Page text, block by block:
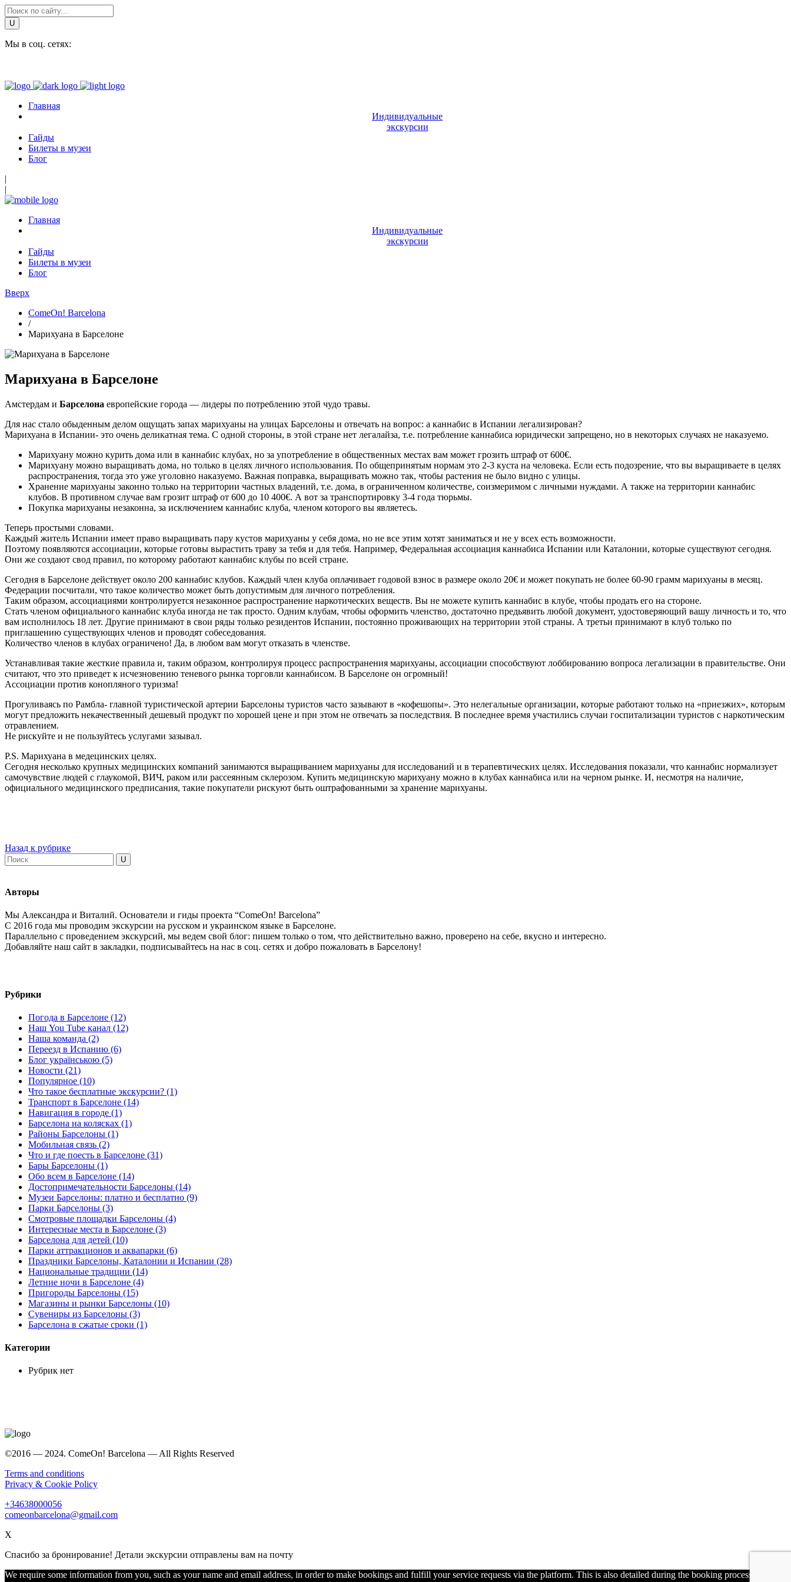
Мы в соц. сетях:
Главная
Индивидуальные
экскурсии
Гайды
Билеты в музеи
Блог
|
|
Главная
Индивидуальные
экскурсии
Гайды
Билеты в музеи
Блог
Вверх
ComeOn! Barcelona
/
Марихуана в Барселоне
Марихуана в Барселоне
Амстердам и Барселона европейские города — лидеры по потреблению этой чудо травы.
Для нас стало обыденным делом ощущать запах марихуаны на улицах Барселоны и отвечать на вопрос: а каннабис в Испании легализирован?
Марихуана в Испании- это очень деликатная тема. С одной стороны, в этой стране нет легалайза, т.е. потребление каннабиса юридически запрещено, но в некоторых случаях не наказуемо.
Марихуану можно курить дома или в каннабис клубах, но за употребление в общественных местах вам может грозить штраф от 600€.
Марихуану можно выращивать дома, но только в целях личного использования. По общепринятым нормам это 2-3 куста на человека. Если есть подозрение, что вы выращиваете в целях
распространения, тогда это уже уголовно наказуемо. Важная поправка, выращивать можно так, чтобы растения не было видно с улицы.
Хранение марихуаны законно только на территории частных владений, т.е. дома, в ограниченном количестве, соизмеримом с личными нуждами. А также на территории каннабис
клубов. В противном случае вам грозит штраф от 600 до 10 400€. А вот за транспортировку 3-4 года тюрьмы.
Покупка марихуаны незаконна, за исключением каннабис клуба, членом которого вы являетесь.
Теперь простыми словами.
Каждый житель Испании имеет право выращивать пару кустов марихуаны у себя дома, но не все этим хотят заниматься и не у всех есть возможности.
Поэтому появляются ассоциации, которые готовы вырастить траву за тебя и для тебя. Например, Федеральная ассоциация каннабиса Испании или Каталонии, которые существуют сегодня.
Они же создают свод правил, по которому работают каннабис клубы по всей стране.
Сегодня в Барселоне действует около 200 каннабис клубов. Каждый член клуба оплачивает годовой взнос в размере около 20€ и может покупать не более 60-90 грамм марихуаны в месяц.
Федерации посчитали, что такое количество может быть допустимым для личного потребления.
Таким образом, ассоциациями контролируется незаконное распространение наркотических веществ. Вы не можете купить каннабис в клубе, чтобы продать его на стороне.
Стать членом официального каннабис клуба иногда не так просто. Одним клубам, чтобы оформить членство, достаточно предьявить любой документ, удостоверяющий вашу личность и то, что
вам исполнилось 18 лет. Другие принимают в свои ряды только резидентов Испании, постоянно проживающих на территории этой страны. А третьи принимают в клуб только по
приглашению существующих членов и проводят собеседования.
Количество членов в клубах ограничено! Да, в любом вам могут отказать в членстве.
Устанавливая такие жесткие правила и, таким образом, контролируя процесс распространения марихуаны, ассоциации способствуют лоббированию вопроса легализации в правительстве. Они
считают, что это приведет к исчезновению теневого рынка торговли каннабисом. В Барселоне он огромный!
Ассоциации против конопляного туризма!
Прогуливаясь по Рамбла- главной туристической артерии Барселоны туристов часто зазывают в «кофешопы». Это нелегальные организации, которые работают только на «приезжих», которым
могут предложить некачественный дешевый продукт по хорошей цене и при этом не отвечать за последствия. В последнее время участились случаи госпитализации туристов с наркотическим
отравлением.
Не рискуйте и не пользуйтесь услугами зазывал.
P.S. Марихуана в медецинских целях.
Сегодня несколько крупных медицинских компаний занимаются выращиванием марихуаны для исследований и в терапевтических целях. Исследования показали, что каннабис нормализует
самочувствие людей с глаукомой, ВИЧ, раком или рассеянным склерозом. Купить медицинскую марихуану можно в клубах каннабиса или на черном рынке. И, несмотря на наличие,
официального медицинского предписания, такие покупатели рискуют быть оштрафованными за хранение марихуаны.
Назад к рубрике
Авторы
Мы Александра и Виталий. Основатели и гиды проекта “ComeOn! Barcelona”
С 2016 года мы проводим экскурсии на русском и украинском языке в Барселоне.
Параллельно с проведением экскурсий, мы ведем свой блог: пишем только о том, что действительно важно, проверено на себе, вкусно и интересно.
Добавляйте наш сайт в закладки, подписывайтесь на нас в соц. сетях и добро пожаловать в Барселону!
Рубрики
Погода в Барселоне (12)
Наш You Tube канал (12)
Наша команда (2)
Переезд в Испанию (6)
Блог українською (5)
Новости (21)
Популярное (10)
Что такое бесплатные экскурсии? (1)
Транспорт в Барселоне (14)
Навигация в городе (1)
Барселона на колясках (1)
Районы Барселоны (1)
Мобильная связь (2)
Что и где поесть в Барселоне (31)
Бары Барселоны (1)
Обо всем в Барселоне (14)
Достопримечательности Барселоны (14)
Музеи Барселоны: платно и бесплатно (9)
Парки Барселоны (3)
Смотровые площадки Барселоны (4)
Интересные места в Барселоне (3)
Барселона для детей (10)
Парки аттракционов и аквапарки (6)
Праздники Барселоны, Каталонии и Испании (28)
Национальные традиции (14)
Летние ночи в Барселоне (4)
Пригороды Барселоны (15)
Магазины и рынки Барселоны (10)
Сувениры из Барселоны (3)
Барселона в сжатые сроки (1)
Категории
Рубрик нет
©2016 — 2024. ComeOn! Barcelona — All Rights Reserved
Terms and conditions
Privacy & Cookie Policy
+34638000056
comeonbarcelona@gmail.com
X
Спасибо за бронирование! Детали экскурсии отправлены вам на почту
We require some information from you, such as your name and email address, in order to make bookings and fulfill your service requests via the platform. This is also detailed during the booking process and in